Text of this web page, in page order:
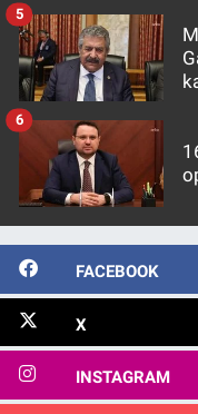
5
6
FACEBOOK
X
INSTAGRAM